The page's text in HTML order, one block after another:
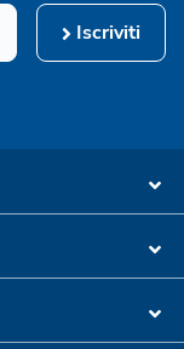
Iscriviti